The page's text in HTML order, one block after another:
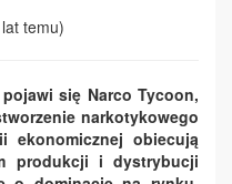
temu)
się Narco Tycoon,
narkotykowego
ekonomicznej obiecują
produkcji i dystrybucji